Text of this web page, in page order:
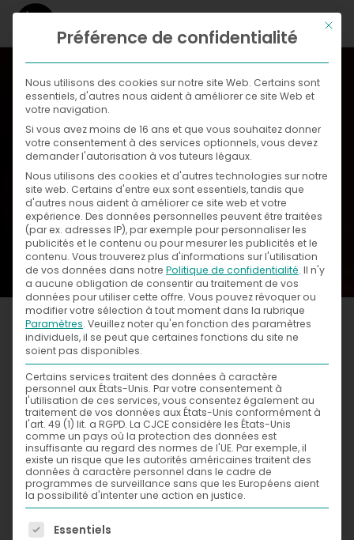
WHAT
WHERE
Galleries
Exhibitions
NOW
News
Press
WITH
WHO
CONTACT
WHAT
Exercices de Style
Paper cuts, simple shapes, colorful images,
erotic touch, and cartoony style influenced by
cartoons’ and comics’ backgrounds… In the
2010s, Exercices de style paid a tribute to the
greatest poster designers of the 1930s and
1950s (Cassandre, Jean Carlu, Herve Morvan). In
this series, Greg Guillemin faithfully reproduces
the style, technique and composition of these
artists while introducing elements of today’s
Ce
Préférence de confidentialité
Nous utilisons des cookies sur notre site Web. Certains sont
essentiels, d'autres nous aident à améliorer ce site Web et
votre navigation.
Si vous avez moins de 16 ans et que vous souhaitez donner
votre consentement à des services optionnels, vous devez
demander l'autorisation à vos tuteurs légaux.
Nous utilisons des cookies et d'autres technologies sur notre
site web. Certains d'entre eux sont essentiels, tandis que
d'autres nous aident à améliorer ce site web et votre
expérience. Des données personnelles peuvent être traitées
(par ex. adresses IP), par exemple pour personnaliser les
publicités et le contenu ou pour mesurer les publicités et le
contenu. Vous trouverez plus d'informations sur l'utilisation
de vos données dans notre Politique de confidentialité. Il n'y
a aucune obligation de consentir au traitement de vos
données pour utiliser cette offre. Vous pouvez révoquer ou
modifier votre sélection à tout moment dans la rubrique
Paramètres. Veuillez noter qu'en fonction des paramètres
individuels, il se peut que certaines fonctions du site ne
soient pas disponibles.
Certains services traitent des données à caractère
personnel aux États-Unis. Par votre consentement à
l'utilisation de ces services, vous consentez également au
traitement de vos données aux États-Unis conformément à
l'art. 49 (1) lit. a RGPD. La CJCE considère les États-Unis
comme un pays où la protection des données est
insuffisante au regard des normes de l'UE. Par exemple, il
existe un risque que les autorités américaines traitent des
données à caractère personnel dans le cadre de
programmes de surveillance sans que les Européens aient
la possibilité d'intenter une action en justice.
La liste suivante énumère les groupes de services
Essentiels